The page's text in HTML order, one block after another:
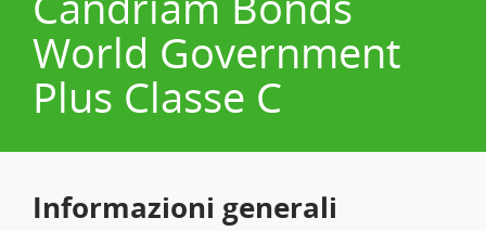
World Government
Plus Classe C
Informazioni generali